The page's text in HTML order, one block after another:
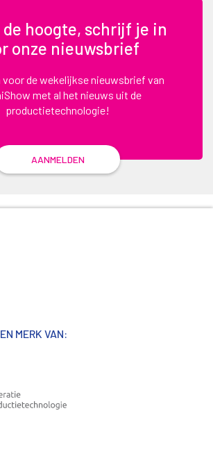
hoogte, schrijf je in
onze nieuwsbrief
voor de wekelijkse nieuwsbrief van
met al het nieuws uit de
productietechnologie!
AANMELDEN
MERK VAN: